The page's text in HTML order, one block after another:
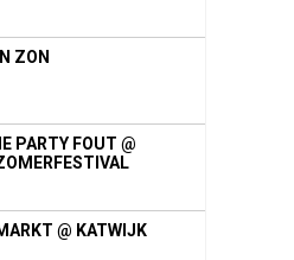
ZON
PARTY FOUT @
@ KATWIJK